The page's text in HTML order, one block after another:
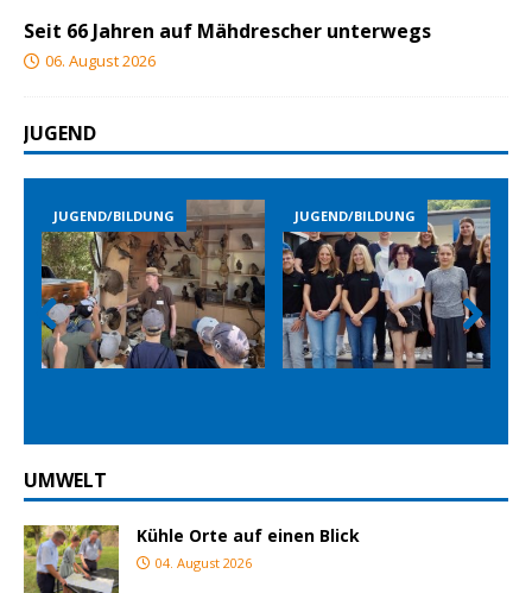
Seit 66 Jahren auf Mähdrescher unterwegs
06. August 2026
JUGEND
JUGEND/BILDUNG JUGEND/BILDUNG
Prev
ious
Nex
t
UMWELT
Kühle Orte auf einen Blick
04. August 2026